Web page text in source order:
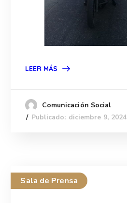
LEER MÁS
Comunicación Social
Publicado: diciembre 9, 2024
Sala de Prensa